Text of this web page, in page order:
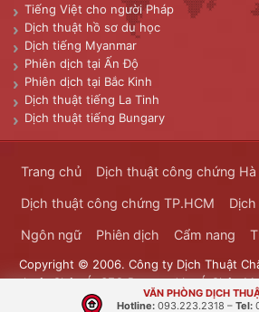
Tiếng Việt cho người Pháp
Dịch thuật hồ sơ du học
Dịch tiếng Myanmar
Phiên dịch tại Ấn Độ
Phiên dịch tại Bắc Kinh
Dịch thuật tiếng La Tinh
Dịch thuật tiếng Bungary
Trang chủ Dịch thuật công chứng Hà
Dịch thuật công chứng TP.HCM
Ngôn ngữ Phiên dịch Cẩm nang
Copyright © 2006. Công ty Dịch Thuật
thuật Châu Á. SEO Powered byÁ Châu
Bưu Chính Đông
VĂN PHÒNG DỊCH
Hotline: 093.223.2318 – Tel: